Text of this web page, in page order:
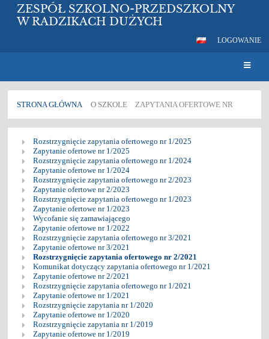
ZESPÓŁ SZKOLNO-PRZEDSZKOLNY
W RADZIKACH DUŻYCH
LOGOWANIE
STRONA GŁÓWNA O SZKOLE ZAPYTANIA OFERTOWE NR
ofertowe
Rozstrzygnięcie zapytania ofertowego nr 1/2025
Zapytanie ofertowe nr 1/2025
Rozstrzygnięcie zapytania ofertowego nr 1/2024
Zapytanie ofertowe nr 1/2024
Rozstrzygnięcie zapytania ofertowego nr 2/2023
Zapytanie ofertowe nr 2/2023
Rozstrzygnięcie zapytania ofertowego nr 1/2023
Zapytanie ofertowe nr 1/2023
Wycofanie się zamawiającego
Zapytanie ofertowe nr 1/2022
Rozstrzygnięcie zapytania ofertowego nr 3/2021
Zapytanie ofertowe nr 3/2021
Rozstrzygnięcie zapytania ofertowego nr 2/2021
Komunikat dotyczący zapytania ofertowego nr 1/2021
Zapytanie ofertowe nr 2/2021
Rozstrzygnięcie zapytania ofertowego nr 1/2021
Zapytanie ofertowe nr 1/2021
Rozstrzygnięcie zapytania nr 1/2020
Zapytanie ofertowe nr 1/2020
Rozstrzygnięcie zapytania nr 1/2019
Zapytanie ofertowe nr 1/2019